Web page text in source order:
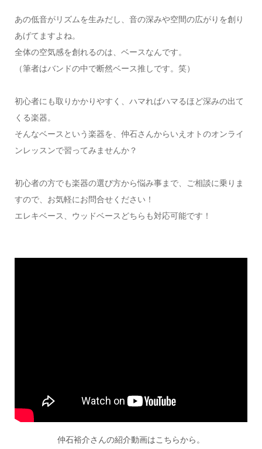
あの低音がリズムを生みだし、音の深みや空間の広がりを創り
あげてますよね。
全体の空気感を創れるのは、ベースなんです。
（筆者はバンドの中で断然ベース推しです。笑）
初心者にも取りかかりやすく、ハマればハマるほど深みの出て
くる楽器。
そんなベースという楽器を、仲石さんからいえオトのオンライ
ンレッスンで習ってみませんか？
初心者の方でも楽器の選び方から悩み事まで、ご相談に乗りま
すので、お気軽にお問合せください！
エレキベース、ウッドベースどちらも対応可能です！
仲石裕介さんの紹介動画はこちらから。